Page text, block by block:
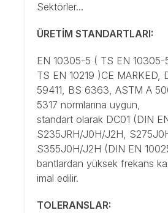
Sektörler...
ÜRETİM STANDARTLARI:
EN 10305-5 ( TS EN 10305-
TS EN 10219 )CE MARKED,
59411, BS 6363, ASTM A
5317 normlarına uygun,
standart olarak DC01 (DIN
S235JRH/J0H/J2H,
S355J0H/J2H (DIN EN
bantlardan yüksek frekans
imal edilir.
TOLERANSLAR: